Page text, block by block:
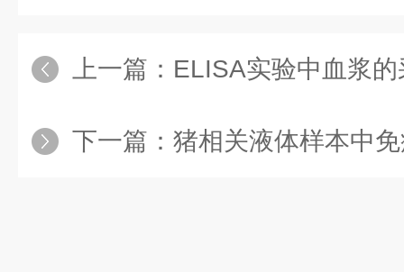
上一篇： ELISA实验中血浆
下一篇： 猪相关液体样本中免疫